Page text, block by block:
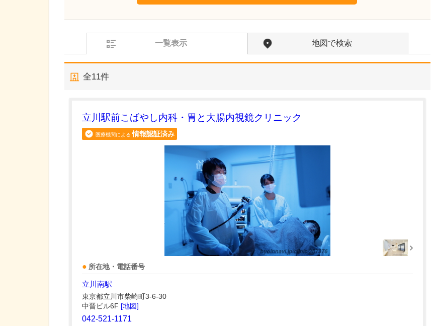
一覧表示 地図で検索
全11件
立川駅前こばやし内科・胃と大腸内視鏡クリニック
医療機関による 情報認証済み
所在地・電話番号
立川南駅
東京都立川市柴崎町3-6-30
中晋ビル6F [地図]
042-521-1171
伊藤クリニック
伊藤 俊幸副院長
さまざまな疾患を幅広く診療されているのが貴
てさまざまな疾患を診療
していたこともあり、か
が大きな特長だと思い
ま…